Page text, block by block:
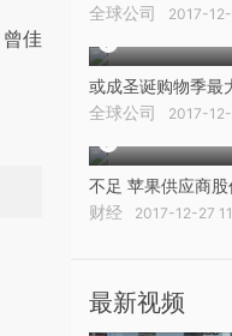
佳
全球公司 2017-
或成圣诞购物季最
全球公司 2017-
不足 苹果供应商
财经 2017-12-27
最新视频